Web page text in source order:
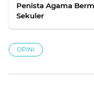
Penista Agama
Sekuler
OPINI